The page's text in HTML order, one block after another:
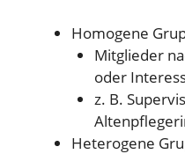
Homogene
Mitglieder
oder
z. B.
Heterogene